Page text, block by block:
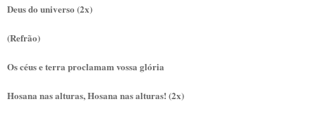
Deus do universo (2x)
(Refrão)
Os céus e terra proclamam vossa glória
Hosana nas alturas, Hosana nas alturas! (2x)